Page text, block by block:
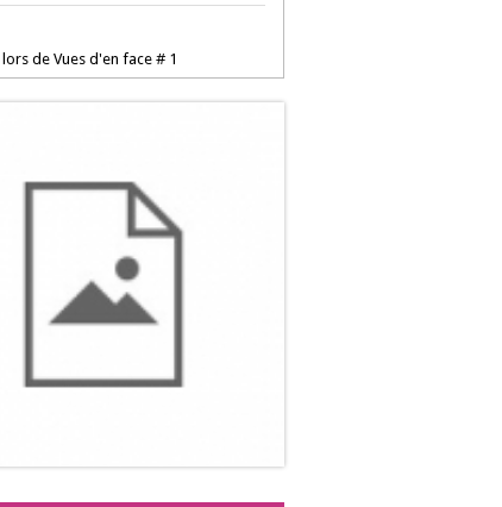
de Vues d'en face # 1